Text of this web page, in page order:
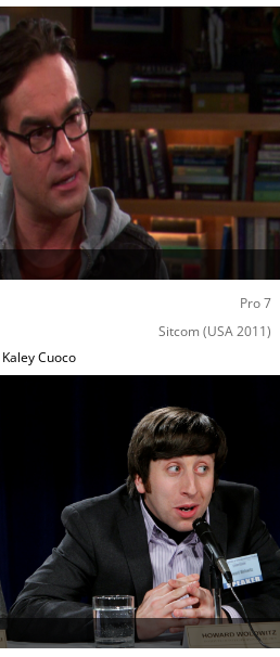
Pro 7
Sitcom (USA 2011)
Kaley Cuoco